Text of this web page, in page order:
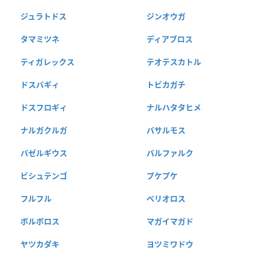
ジュラトドス ジンオウガ
タマミツネ ディアブロス
ティガレックス テオテスカトル
ドスバギィ トビカガチ
ドスフロギィ ナルハタタヒメ
ナルガクルガ バサルモス
バゼルギウス バルファルク
ビシュテンゴ プケプケ
フルフル ベリオロス
ボルボロス マガイマガド
ヤツカダキ ヨツミワドウ